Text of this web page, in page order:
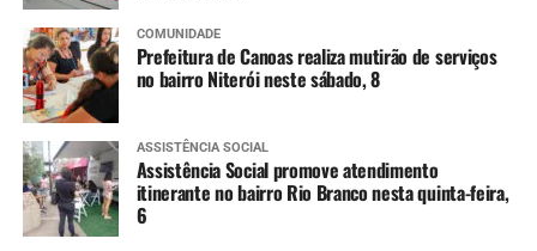
COMUNIDADE
Prefeitura de Canoas realiza mutirão de serviços
no bairro Niterói neste sábado, 8
ASSISTÊNCIA SOCIAL
Assistência Social promove atendimento
itinerante no bairro Rio Branco nesta quinta-feira,
6